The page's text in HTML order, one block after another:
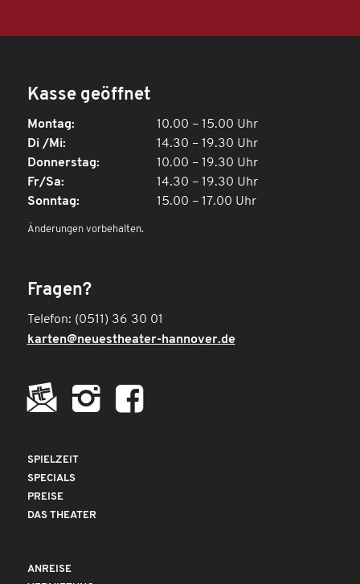
Kasse geöffnet
Montag:
10.00 – 15.00 Uhr
Di /Mi:
14.30 – 19.30 Uhr
Donnerstag:
10.00 – 19.30 Uhr
Fr/Sa:
14.30 – 19.30 Uhr
Sonntag:
15.00 – 17.00 Uhr
Änderungen vorbehalten.
Fragen?
Telefon: (0511) 36 30 01
karten@neuestheater-hannover.de
SPIELZEIT
SPECIALS
PREISE
DAS THEATER
ANREISE